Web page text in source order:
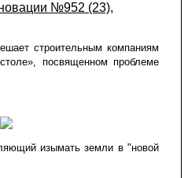
№952 (23),
строительным компаниям
посвященном проблеме
изымать земли в "новой